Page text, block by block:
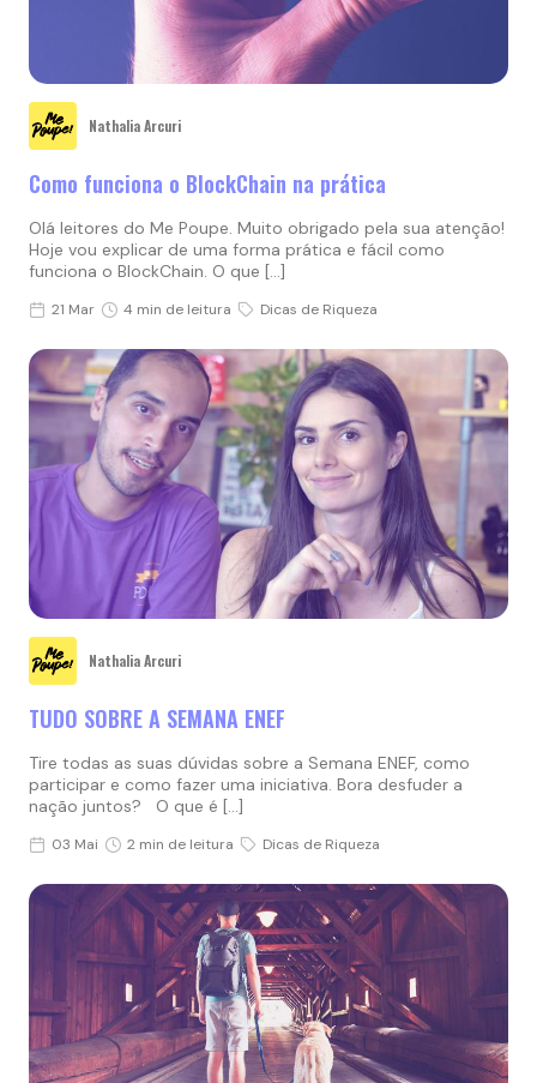
Nathalia Arcuri
Como funciona o BlockChain na prática
Olá leitores do Me Poupe. Muito obrigado pela sua atenção!
Hoje vou explicar de uma forma prática e fácil como
funciona o BlockChain. O que […]
21 Mar 4 min de leitura Dicas de Riqueza
Nathalia Arcuri
TUDO SOBRE A SEMANA ENEF
Tire todas as suas dúvidas sobre a Semana ENEF, como
participar e como fazer uma iniciativa. Bora desfuder a
nação juntos? O que é […]
03 Mai 2 min de leitura Dicas de Riqueza